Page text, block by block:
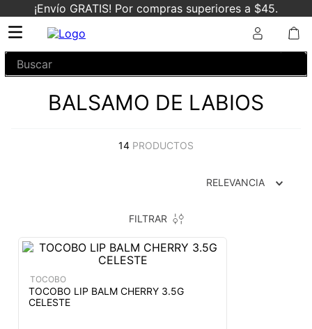
¡Envío GRATIS! Por compras superiores a $45.
Buscar
BALSAMO DE LABIOS
14 PRODUCTOS
RELEVANCIA
FILTRAR
TOCOBO
TOCOBO LIP BALM CHERRY 3.5G
CELESTE